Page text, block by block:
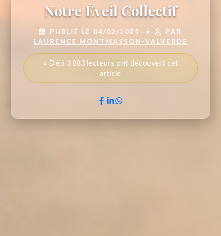
Notre Éveil Collectif
PUBLIÉ LE 04/02/2021 •
PAR
LAURENCE MONTMASSON-VALVERDE
⭐ Déjà 3 883 lecteurs ont découvert cet
article